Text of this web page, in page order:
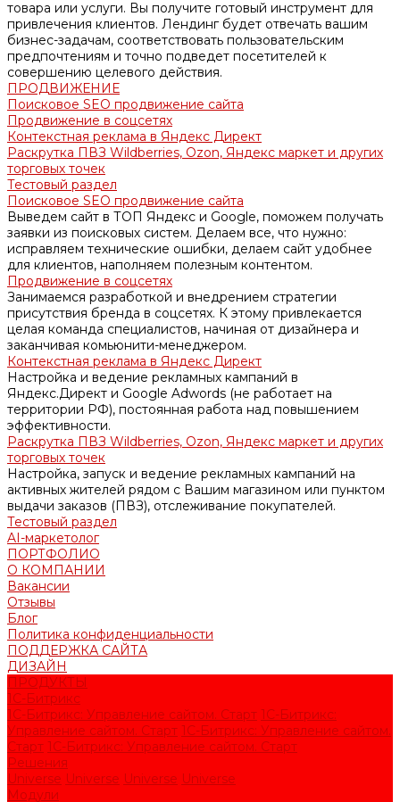
товара или услуги. Вы получите готовый инструмент для
привлечения клиентов. Лендинг будет отвечать вашим
бизнес-задачам, соответствовать пользовательским
предпочтениям и точно подведет посетителей к
совершению целевого действия.
ПРОДВИЖЕНИЕ
Поисковое SEO продвижение сайта
Продвижение в соцсетях
Контекстная реклама в Яндекс Директ
Раскрутка ПВЗ Wildberries, Ozon, Яндекс маркет и других
торговых точек
Тестовый раздел
Поисковое SEO продвижение сайта
Выведем сайт в ТОП Яндекс и Google, поможем получать
заявки из поисковых систем. Делаем все, что нужно:
исправляем технические ошибки, делаем сайт удобнее
для клиентов, наполняем полезным контентом.
Продвижение в соцсетях
Занимаемся разработкой и внедрением стратегии
присутствия бренда в соцсетях. К этому привлекается
целая команда специалистов, начиная от дизайнера и
заканчивая комьюнити-менеджером.
Контекстная реклама в Яндекс Директ
Настройка и ведение рекламных кампаний в
Яндекс.Директ и Google Adwords (не работает на
территории РФ), постоянная работа над повышением
эффективности.
Раскрутка ПВЗ Wildberries, Ozon, Яндекс маркет и других
торговых точек
Настройка, запуск и ведение рекламных кампаний на
активных жителей рядом с Вашим магазином или пунктом
выдачи заказов (ПВЗ), отслеживание покупателей.
Тестовый раздел
AI-маркетолог
ПОРТФОЛИО
О КОМПАНИИ
Вакансии
Отзывы
Блог
Политика конфиденциальности
ПОДДЕРЖКА САЙТА
ДИЗАЙН
ПРОДУКТЫ
1С-Битрикс
1С-Битрикс: Управление сайтом. Старт 1С-Битрикс:
Управление сайтом. Старт 1С-Битрикс: Управление сайтом.
Старт 1С-Битрикс: Управление сайтом. Старт
Решения
Universe Universe Universe Universe
Модули